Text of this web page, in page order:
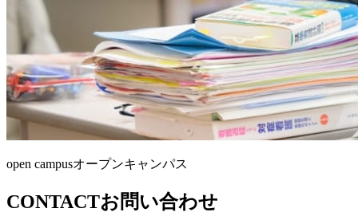
open campusオープンキャンパス
CONTACTお問い合わせ